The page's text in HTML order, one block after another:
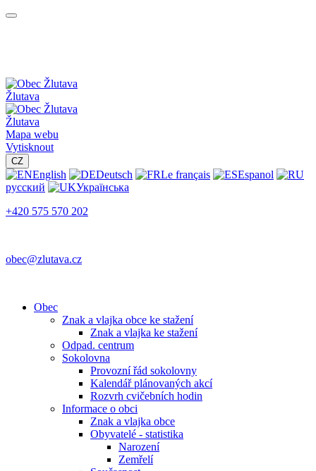
Žlutava
Žlutava
Mapa webu
Vytisknout
CZ
English Deutsch Le français
Espanol
русский
Українська
+420 575 570 202
obec@zlutava.cz
Obec
Znak a vlajka obce ke stažení
Znak a vlajka ke stažení
Odpad. centrum
Sokolovna
Provozní řád sokolovny
Kalendář plánovaných akcí
Rozvrh cvičebních hodin
Informace o obci
Znak a vlajka obce
Obyvatelé - statistika
Narození
Zemřelí